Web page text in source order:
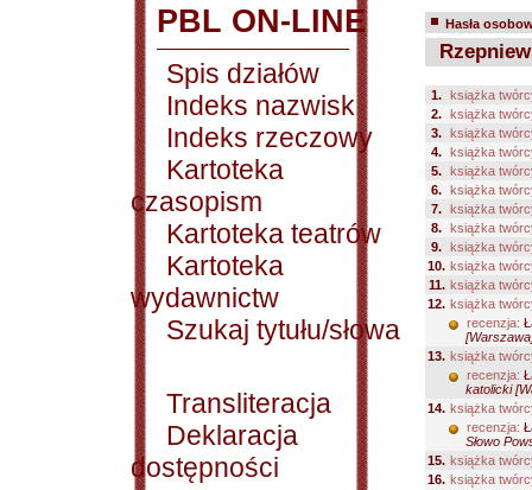
PBL ON-LINE
Spis działów
Indeks nazwisk
Indeks rzeczowy
Kartoteka
czasopism
Kartoteka teatrów
Kartoteka
wydawnictw
Szukaj tytułu/słowa
Transliteracja
Deklaracja
dostępności
Hasła
1. książka
2. książka
3. książka
4. książka
5. książka
6. książka
7. książka
8. książka
9. książka
10. książka
11. książka
12. książka
recenzja:
13. książka
recenzja:
katolicki
14. książka
recenzja:
Słowo
15. książka
16. książka